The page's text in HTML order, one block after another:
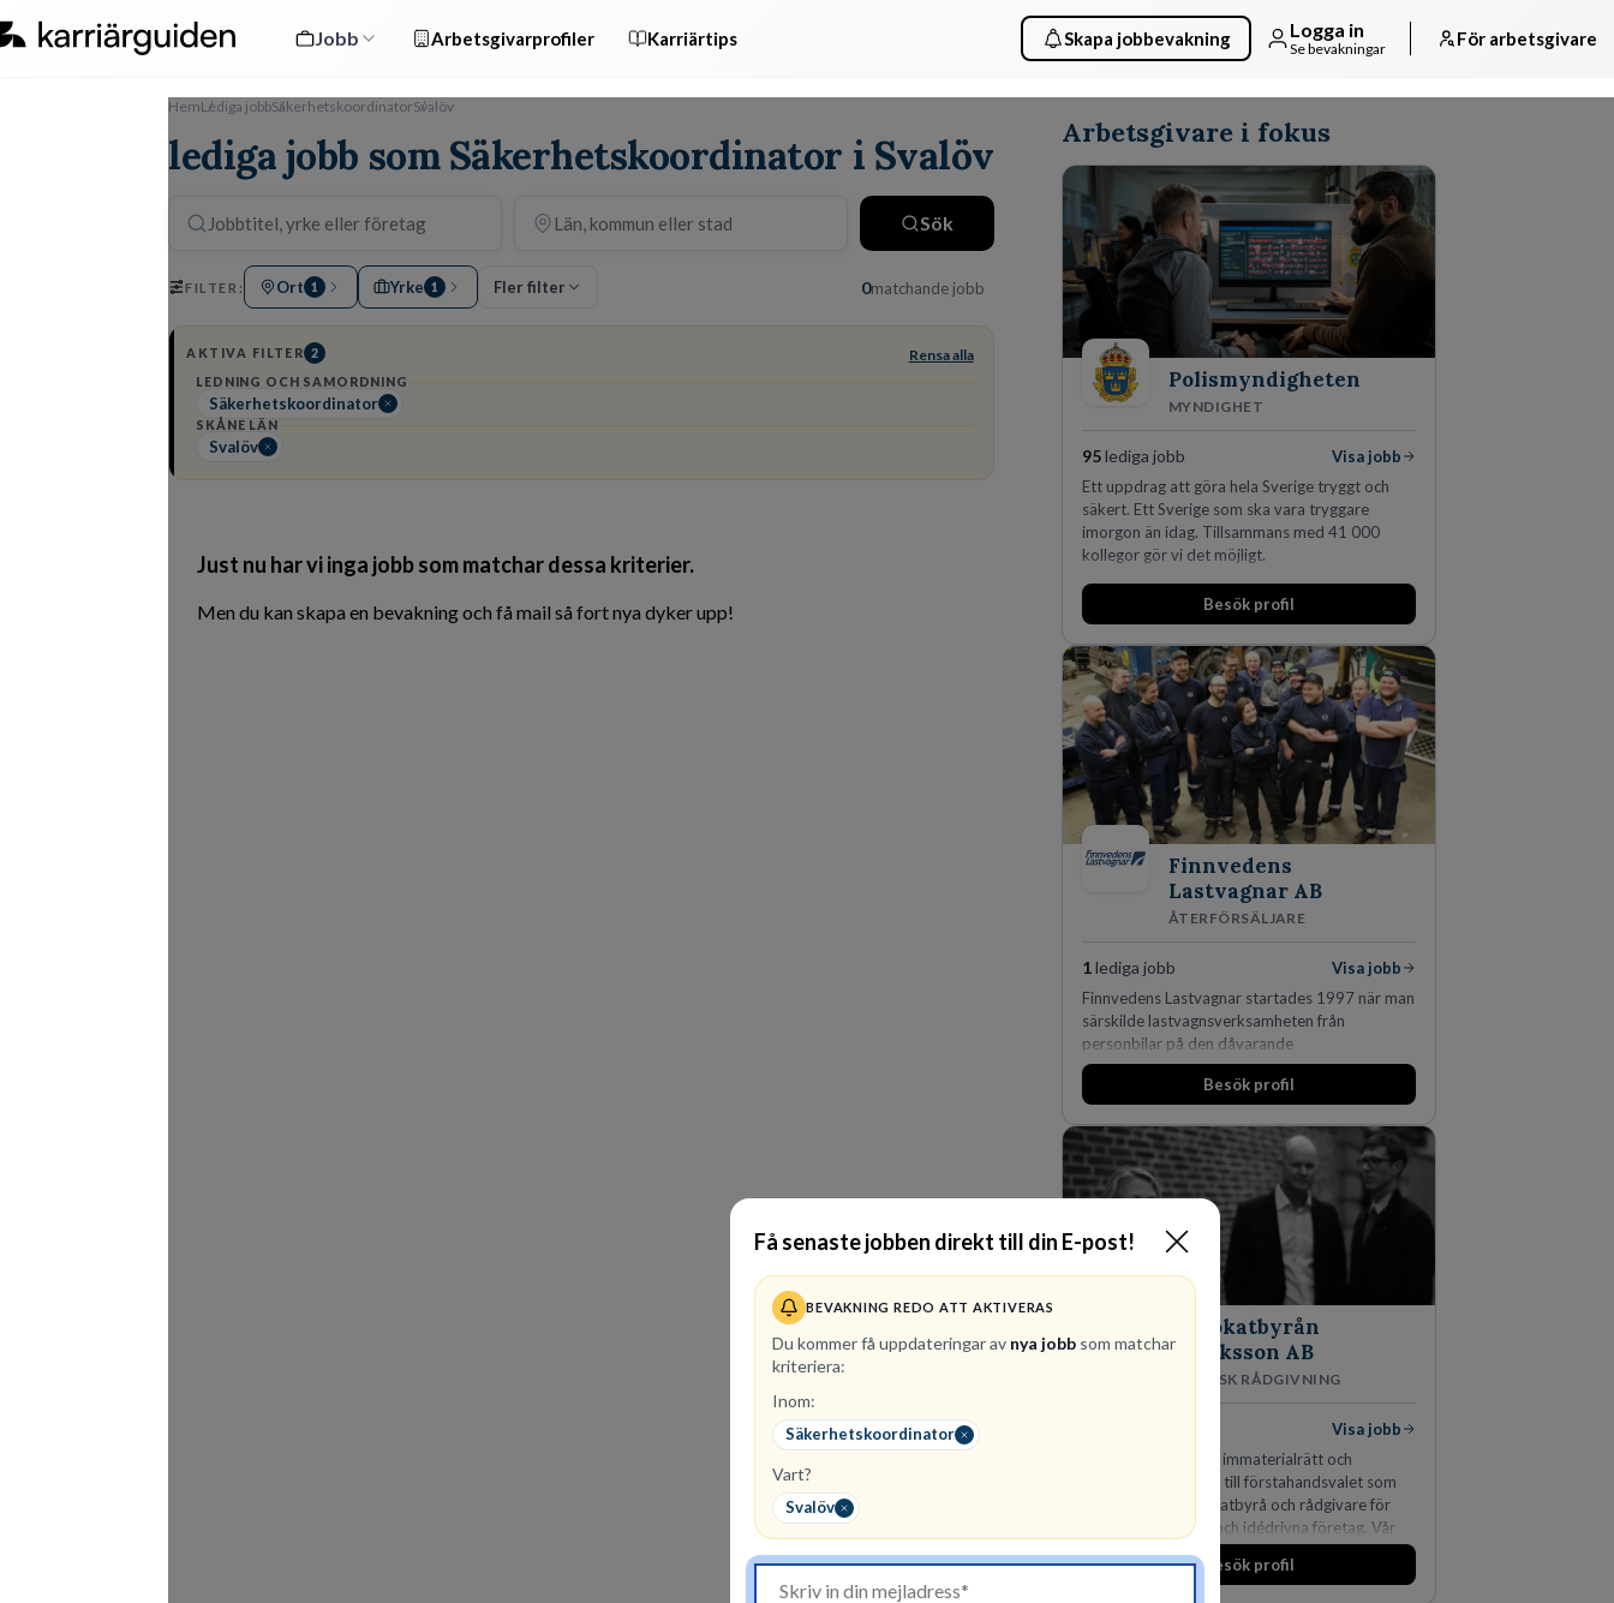
Jobb Arbetsgivarprofiler Karriärtips Skapa jobbevakning Logga in
Se bevakningar För arbetsgivare
Få senaste jobben direkt till din E-post!
BEVAKNING REDO ATT AKTIVERAS
Du kommer få uppdateringar av nya jobb som matchar
kriteriera:
Inom:
Säkerhetskoordinator
Vart?
Svalöv
HemLediga jobbSäkerhetskoordinatorSvalöv
lediga jobb som Säkerhetskoordinator i Svalöv
Sök
FILTER: Ort 1 Yrke 1 Fler filter 0matchande jobb
AKTIVA FILTER 2 Rensa alla
LEDNING OCH SAMORDNING
Säkerhetskoordinator
SKÅNE LÄN
Svalöv
Just nu har vi inga jobb som matchar dessa kriterier.
Men du kan skapa en bevakning och få mail så fort nya dyker upp!
Arbetsgivare i fokus
Polismyndigheten
MYNDIGHET
95lediga jobb
Visa jobb
Ett uppdrag att göra hela Sverige tryggt och
säkert. Ett Sverige som ska vara tryggare
imorgon än idag. Tillsammans med 41 000
kollegor gör vi det möjligt.
Besök profil
Finnvedens
Lastvagnar AB
ÅTERFÖRSÄLJARE
1lediga jobb
Visa jobb
Finnvedens Lastvagnar startades 1997 när man
särskilde lastvagnsverksamheten från
personbilar på den dåvarande
huvudanläggningen i Värnamo. Sedan dess har
man expanderat kraftigt genom ett antal
den största privata återförsäljaren av Volvo
Lastvagnar och finns representerade på 20
orter i södra Sverige.
Besök profil
Advokatbyrån
Gulliksson AB
JURIDISK RÅDGIVNING
Visa jobb
Vår kombination av immaterialrätt och
affärsjuridik gör oss till förstahandsvalet som
affärsjuridisk advokatbyrå och rådgivare för
kunskapsintensiva och idédrivna företag. Vår
expertis inom IP-tillgångar har gett oss en
marknadsledande position. Våra klienter väljer
Besök profil